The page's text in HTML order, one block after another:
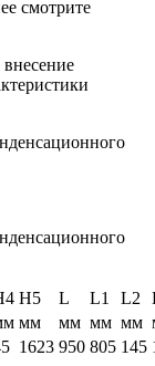
смотрите
внесение
H5 L L1 L2
мм мм мм мм
1623 950 805 145